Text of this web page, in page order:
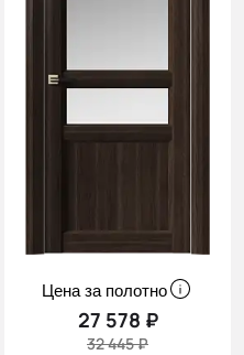
Цена за полотно
27 578 ₽
32 445 ₽